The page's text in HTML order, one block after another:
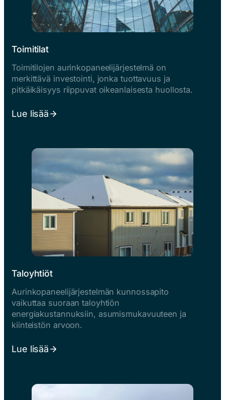
Toimitilat
Toimitilojen aurinkopaneelijärjestelmä on
merkittävä investointi, jonka tuottavuus ja
pitkäikäisyys riippuvat oikeanlaisesta huollosta.
Lue lisää
Taloyhtiöt
Aurinkopaneelijärjestelmän kunnossapito
vaikuttaa suoraan taloyhtiön
energiakustannuksiin, asumismukavuuteen ja
kiinteistön arvoon.
Lue lisää